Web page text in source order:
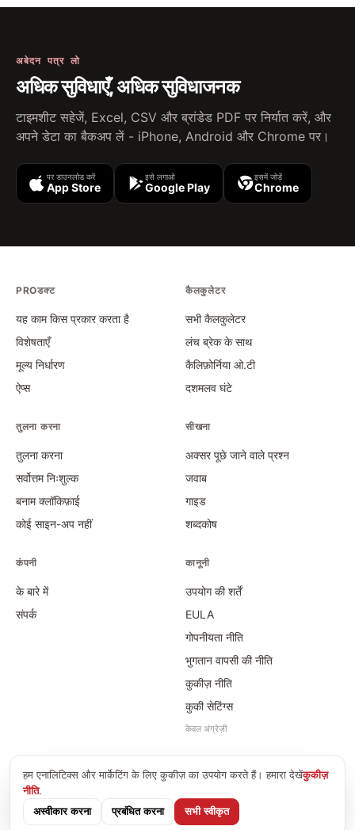
अबेदन पत्र लो
अधिक सुविधाएँ, अधिक सुविधाजनक
टाइमशीट सहेजें, Excel, CSV और ब्रांडेड PDF पर निर्यात करें, और
अपने डेटा का बैकअप लें - iPhone, Android और Chrome पर।
पर डाउनलोड करें
App Store
इसे लगाओ
Google Play
इसमें जोड़ें
Chrome
PROडक्ट
यह काम किस प्रकार करता है
विशेषताएँ
मूल्य निर्धारण
ऐप्स
कैलकुलेटर
सभी कैलकुलेटर
लंच ब्रेक के साथ
कैलिफ़ोर्निया ओ.टी
दशमलव घंटे
तुलना करना
तुलना करना
सर्वोत्तम निःशुल्क
बनाम क्लॉकिफ़ाई
कोई साइन-अप नहीं
सीखना
अक्सर पूछे जाने वाले प्रश्न
जवाब
गाइड
शब्दकोष
कंपनी
के बारे में
संपर्क
कानूनी
उपयोग की शर्तें
EULA
गोपनीयता नीति
भुगतान वापसी की नीति
कुकीज़ नीति
कुकी सेटिंग्स
केवल अंग्रेज़ी
©2026
Time Card Calculator · PayForSay s. r. o.
info@timecardcalculator.app
हम एनालिटिक्स और मार्केटिंग के लिए कुकीज़ का उपयोग करते हैं। हमारा देखेंकुकीज़
नीति.
अस्वीकार करना प्रबंधित करना सभी स्वीकृत